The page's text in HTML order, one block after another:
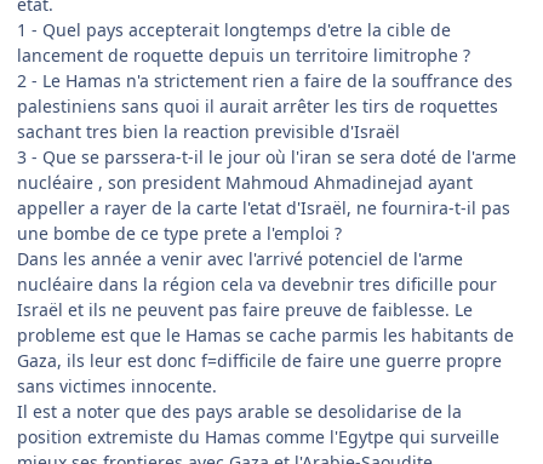
1 - Quel pays accepterait longtemps d'etre la cible de
lancement de roquette depuis un territoire limitrophe ?
2 - Le Hamas n'a strictement rien a faire de la souffrance des
palestiniens sans quoi il aurait arrêter les tirs de roquettes
sachant tres bien la reaction previsible d'Israël
3 - Que se parssera-t-il le jour où l'iran se sera doté de l'arme
nucléaire , son president Mahmoud Ahmadinejad ayant
appeller a rayer de la carte l'etat d'Israël, ne fournira-t-il pas
une bombe de ce type prete a l'emploi ?
Dans les année a venir avec l'arrivé potenciel de l'arme
nucléaire dans la région cela va devebnir tres dificille pour
Israël et ils ne peuvent pas faire preuve de faiblesse. Le
probleme est que le Hamas se cache parmis les habitants de
Gaza, ils leur est donc f=difficile de faire une guerre propre
sans victimes innocente.
Il est a noter que des pays arable se desolidarise de la
position extremiste du Hamas comme l'Egytpe qui surveille